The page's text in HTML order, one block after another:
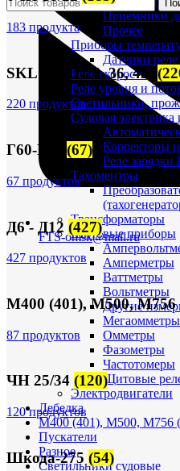
FTS-omsk@mail.ru
Приемники
Прочее
Приборы
Датчики
Реле скорости
Реле уровня и
Светильники,
Судовая электрика
Корректоры
Реле
Тахоментры
Трансформаторы
Щитовые приборы
Амперметры
Ваттметры
Вольтметры
Другие
Мегаомметры
Омметры
Фазометры
Частотомеры
Щитовые
Электродвигатели
Лебедка
М400 (401), М500, М756
Пускатели
Разное
Светильники судовые
183 продукта
SKL (NVD-26, 36, 48)
220 продуктов
Г60-Г72 (67)
67 продуктов
Д6 - Д12 (427)
427 продуктов
М400 (401), М500, М756
87 продуктов
ЧН 25/34 (120)
120 продуктов
Шкода-275 (54)